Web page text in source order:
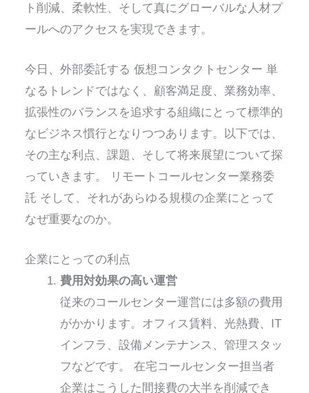
ト削減、柔軟性、そして真にグローバルな人材プ
ールへのアクセスを実現できます。
今日、外部委託する仮想コンタクトセンター 単
なるトレンドではなく、顧客満足度、業務効率、
拡張性のバランスを追求する組織にとって標準的
なビジネス慣行となりつつあります。以下では、
その主な利点、課題、そして将来展望について探
っていきます。
リモートコールセンター業務委
託 そして、それがあらゆる規模の企業にとって
なぜ重要なのか。
企業にとっての利点
費用対効果の高い運営
従来のコールセンター運営には多額の費用
がかかります。オフィス賃料、光熱費、IT
インフラ、設備メンテナンス、管理スタッ
フなどです。在宅コールセンター担当者
企業はこうした間接費の大半を削減でき